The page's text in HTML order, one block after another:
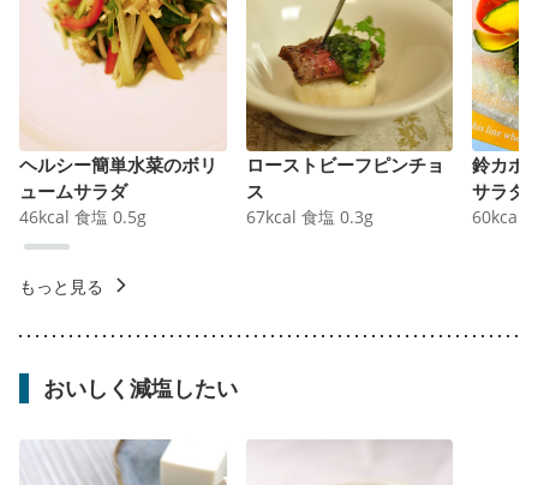
ヘルシー簡単水菜のボリ
ュームサラダ
46kcal 食塩 0.5g
ローストビーフピンチョ
ス
67kcal 食塩 0.3g
鈴カボ
サラダ
60kcal
もっと見る
おいしく減塩したい